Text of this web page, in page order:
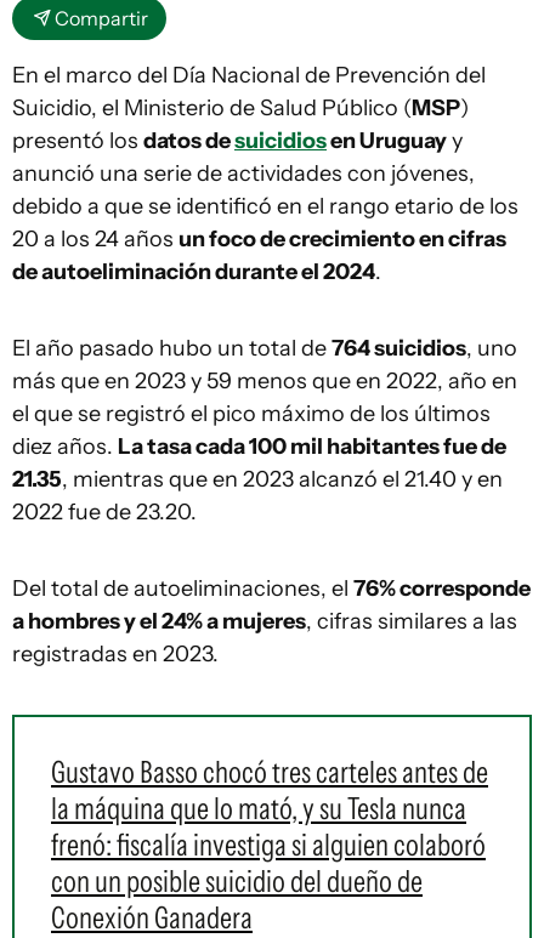
Compartir
En el marco del Día Nacional de Prevención del
Suicidio, el Ministerio de Salud Público (MSP)
presentó los datos desuicidiosen Uruguayy
anunció una serie de actividades con jóvenes,
debido a que se identificó en el rango etario de los
20 a los 24 años un foco de crecimiento en cifras
de autoeliminación durante el 2024.
El año pasado hubo un total de764 suicidios, uno
más que en 2023 y 59 menos que en 2022, año en
el que se registró el pico máximo de los últimos
diez años. La tasa cada 100 mil habitantes fue de
21.35, mientras que en 2023 alcanzó el 21.40 y en
2022 fue de 23.20.
Del total de autoeliminaciones, el 76% corresponde
a hombres y el 24% a mujeres, cifras similares a las
registradas en 2023.
Gustavo Basso chocó tres carteles antes de
la máquina que lo mató, y su Tesla nunca
frenó: fiscalía investiga si alguien colaboró
con un posible suicidio del dueño de
Conexión Ganadera